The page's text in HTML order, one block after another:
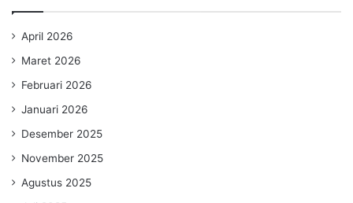
April 2026
Maret 2026
Februari 2026
Januari 2026
Desember 2025
November 2025
Agustus 2025